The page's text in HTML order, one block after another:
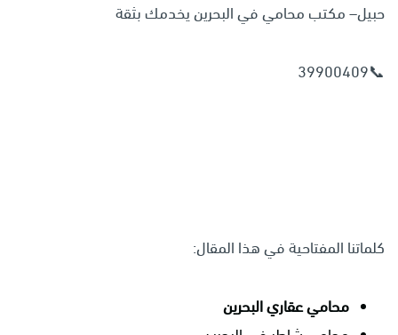
حبيل– مكتب محامي في البحرين يخدمك بثقة
📞39900409
كلماتنا المفتاحية في هذا المقال:
محامي عقاري البحرين